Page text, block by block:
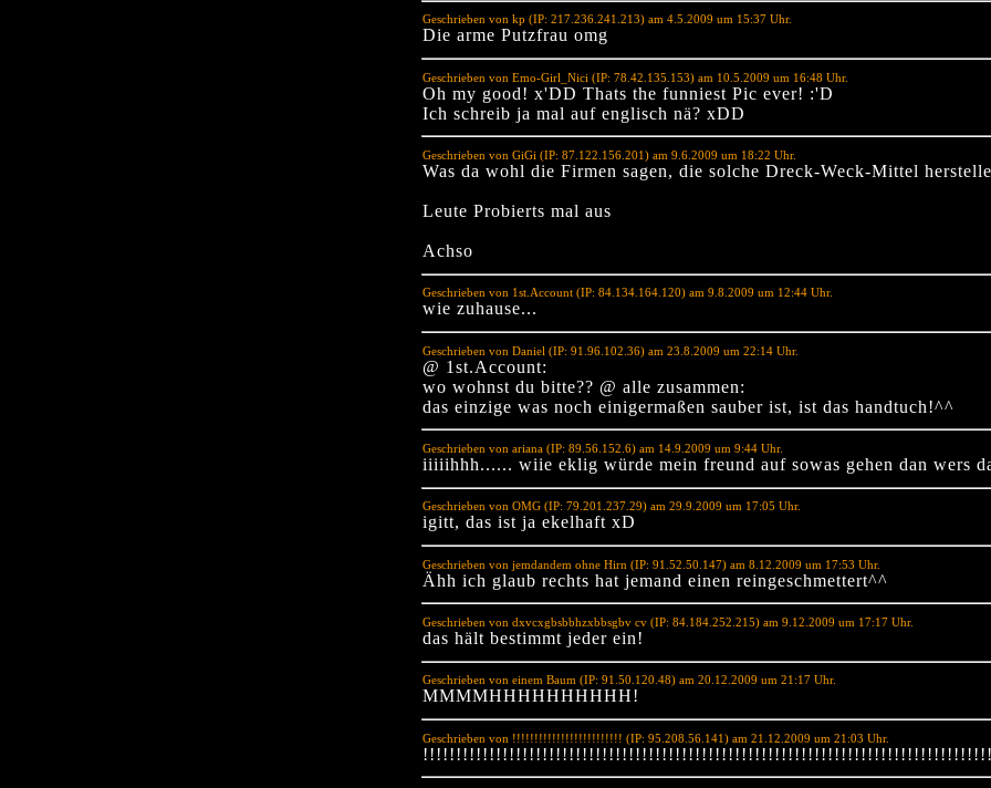
Geschrieben von kp (IP: 217.236.241.213) am 4.5.2009 um 15:37 Uhr.
Die arme Putzfrau omg
Geschrieben von Emo-Girl_Nici (IP: 78.42.135.153) am 10.5.2009 um 16:48 Uhr.
Oh my good! x'DD Thats the funniest Pic ever! :'D
Ich schreib ja mal auf englisch nä? xDD
Geschrieben von GiGi (IP: 87.122.156.201) am 9.6.2009 um 18:22 Uhr.
Was da wohl die Firmen sagen, die solche Dreck-Weck-Mittel
Leute Probierts mal aus
Achso
Geschrieben von 1st.Account (IP: 84.134.164.120) am 9.8.2009 um 12:44 Uhr.
wie zuhause...
Geschrieben von Daniel (IP: 91.96.102.36) am 23.8.2009 um 22:14 Uhr.
@ 1st.Account:
wo wohnst du bitte?? @ alle zusammen:
das einzige was noch einigermaßen sauber ist, ist das handtuch!^^
Geschrieben von ariana (IP: 89.56.152.6) am 14.9.2009 um 9:44 Uhr.
iiiiihhh...... wiie eklig würde mein freund auf sowas gehen dan wers
Geschrieben von OMG (IP: 79.201.237.29) am 29.9.2009 um 17:05 Uhr.
igitt, das ist ja ekelhaft xD
Geschrieben von jemdandem ohne Hirn (IP: 91.52.50.147) am 8.12.2009 um 17:53 Uhr.
Ähh ich glaub rechts hat jemand einen reingeschmettert^^
Geschrieben von dxvcxgbsbbhzxbbsgbv cv (IP: 84.184.252.215) am 9.12.2009 um 17:17 Uhr.
das hält bestimmt jeder ein!
Geschrieben von einem Baum (IP: 91.50.120.48) am 20.12.2009 um 21:17 Uhr.
MMMMHHHHHHHHHH!
Geschrieben von !!!!!!!!!!!!!!!!!!!!!!!!! (IP: 95.208.56.141) am 21.12.2009 um 21:03 Uhr.